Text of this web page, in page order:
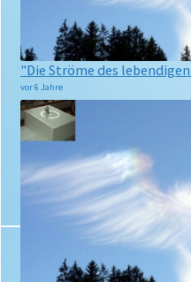
"Die Ströme des lebendigen
vor 6 Jahre